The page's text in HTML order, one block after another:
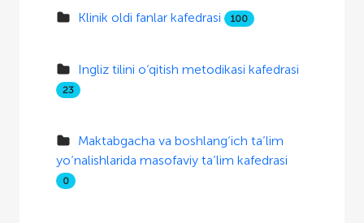
Klinik oldi fanlar kafedrasi 100
Ingliz tilini o‘qitish metodikasi kafedrasi
23
Maktabgacha va boshlang‘ich ta’lim
yo‘nalishlarida masofaviy ta’lim kafedrasi
0